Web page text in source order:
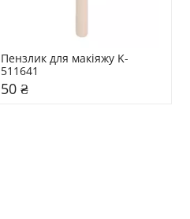
Пензлик для макіяжу K-
511641
50 ₴